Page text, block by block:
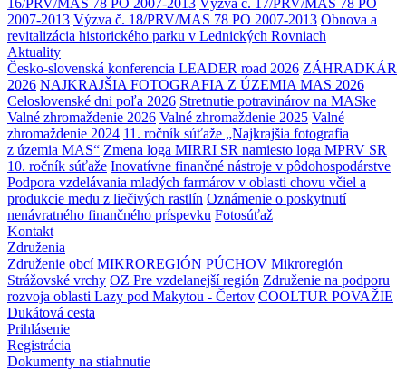
2007-2013 Výzva č. 18/PRV/MAS 78 PO 2007-2013 Obnova a
revitalizácia historického parku v Lednických Rovniach
Aktuality
Česko-slovenská konferencia LEADER road 2026 ZÁHRADKÁR
2026 NAJKRAJŠIA FOTOGRAFIA Z ÚZEMIA MAS 2026
Celoslovenské dni poľa 2026 Stretnutie potravinárov na MASke
Valné zhromaždenie 2026 Valné zhromaždenie 2025 Valné
zhromaždenie 2024 11. ročník súťaže „Najkrajšia fotografia
z územia MAS“ Zmena loga MIRRI SR namiesto loga MPRV SR
10. ročník súťaže Inovatívne finančné nástroje v pôdohospodárstve
Podpora vzdelávania mladých farmárov v oblasti chovu včiel a
produkcie medu z liečivých rastlín Oznámenie o poskytnutí
nenávratného finančného príspevku Fotosúťaž
Kontakt
Združenia
Združenie obcí MIKROREGIÓN PÚCHOV Mikroregión
Strážovské vrchy OZ Pre vzdelanejší región Združenie na podporu
rozvoja oblasti Lazy pod Makytou - Čertov COOLTUR POVAŽIE
Dukátová cesta
Prihlásenie
Registrácia
Dokumenty na stiahnutie